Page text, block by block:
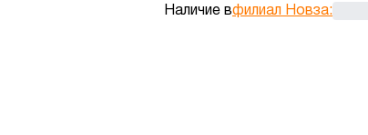
Наличие вфилиал Новза: